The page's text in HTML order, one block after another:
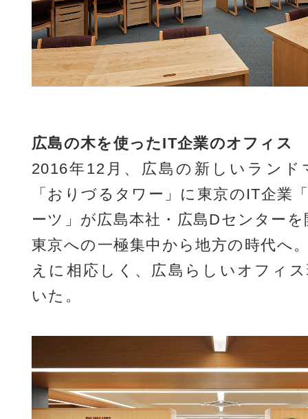
広島の木を使ったIT企業のオフィス
2016年12月、広島の新しいラン
「おりづるタワー」に東京のIT企業
ーツ」が広島本社・広島Dセンター
東京への一極集中から地方の時代へ
えに相応しく、広島らしいオフィ
いた。